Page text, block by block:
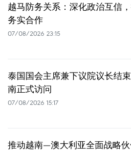
越马防务关系：深化政治互信
务实合作
07/08/2026 23:15
泰国国会主席兼下议院议长结
南正式访问
07/08/2026 15:17
推动越南—澳大利亚全面战略